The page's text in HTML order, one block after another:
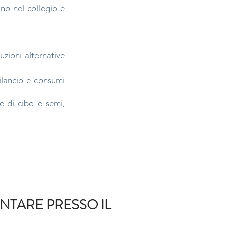
nel collegio e
alternative
e consumi
di cibo e semi,
PRESSO IL